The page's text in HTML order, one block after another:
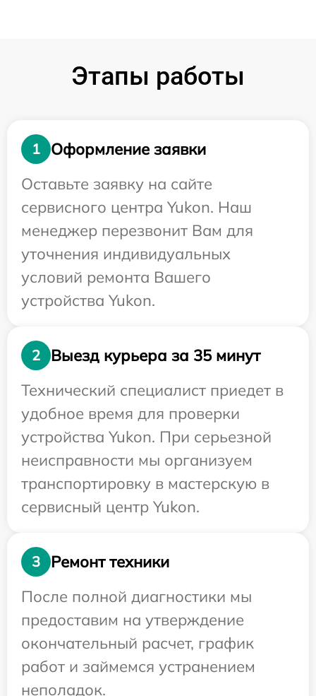
Этапы работы
1
Оформление заявки
Оставьте заявку на сайте
сервисного центра Yukon. Наш
менеджер перезвонит Вам для
уточнения индивидуальных
условий ремонта Вашего
устройства Yukon.
2
Выезд курьера за 35 минут
Технический специалист приедет в
удобное время для проверки
устройства Yukon. При серьезной
неисправности мы организуем
транспортировку в мастерскую в
сервисный центр Yukon.
3
Ремонт техники
После полной диагностики мы
предоставим на утверждение
окончательный расчет, график
работ и займемся устранением
неполадок.